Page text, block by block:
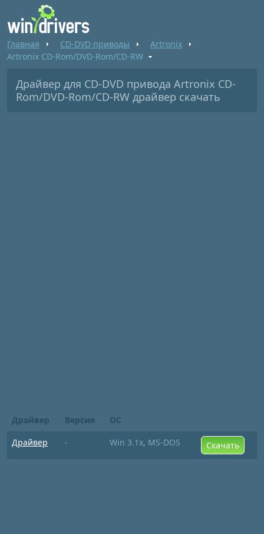
Главная CD-DVD приводы
Artronix
Artronix CD-Rom/DVD-Rom/CD-RW
Драйвер для CD-DVD привода Artronix CD-
Rom/DVD-Rom/CD-RW драйвер скачать
Драйвер Версия
ОС
Драйвер
- Win 3.1x, MS-DOS Скачать